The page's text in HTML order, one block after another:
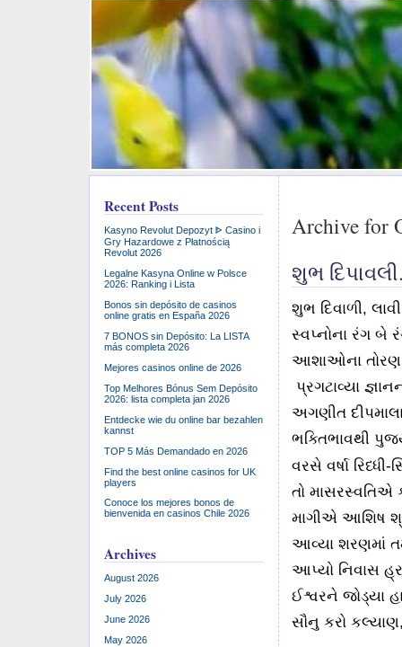
Archive for
શુભ
શુભ દિવાળી,
સ્વપ્નોના રંગ બે
આશાઓના તોરણ
પ્રગટાવ્યા
અગણીત
ભક્તિભાવથી
વરસે વર્ષા રિધ્ધી-
તો માસરસ્વતિએ
માગીએ આશિષ
આવ્યા શરણમાં
આપ્યો નિવાસ
ઈશ્વરને જોડ્યા
સૌનુ કરો
Recent Posts
Kasyno Revolut Depozyt ᐈ Casino i
Gry Hazardowe z Płatnością
Revolut 2026
Legalne Kasyna Online w Polsce
2026: Ranking i Lista
Bonos sin depósito de casinos
online gratis en España 2026
7 BONOS sin Depósito: La LISTA
más completa 2026
Mejores casinos online de 2026
Top Melhores Bónus Sem Depósito
2026: lista completa jan 2026
Entdecke wie du online bar bezahlen
kannst
TOP 5 Más Demandado en 2026
Find the best online casinos for UK
players
Conoce los mejores bonos de
bienvenida en casinos Chile 2026
Archives
August 2026
July 2026
June 2026
May 2026